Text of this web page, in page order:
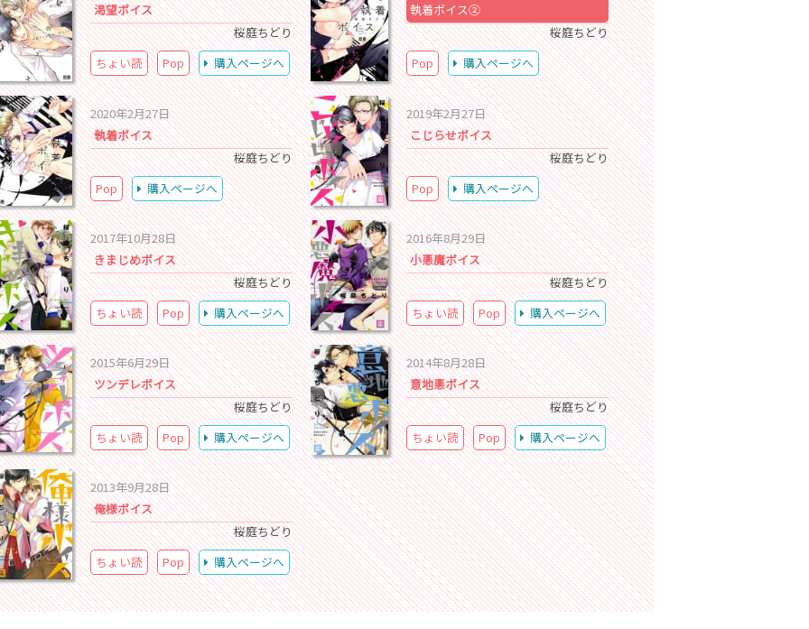
渇望ボイス
桜庭ちどり
ちょい読
Pop 購入ページへ
執着ボイス②
桜庭ちどり
Pop
購入ページへ
2020年2月27日
執着ボイス
桜庭ちどり
Pop
購入ページへ
2019年2月27日
こじらせボイス
桜庭ちどり
Pop
購入ページへ
2017年10月28日
きまじめボイス
桜庭ちどり
ちょい読
Pop 購入ページへ
2016年8月29日
小悪魔ボイス
桜庭ちどり
ちょい読
Pop 購入ページへ
2015年6月29日
ツンデレボイス
桜庭ちどり
ちょい読
Pop 購入ページへ
2014年8月28日
意地悪ボイス
桜庭ちどり
ちょい読
Pop 購入ページへ
2013年9月28日
俺様ボイス
桜庭ちどり
ちょい読
Pop 購入ページへ